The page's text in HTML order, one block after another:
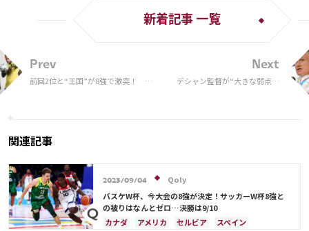
Prev
前回2位と“王国”が8強で激突！ ク
新着記事 一覧
Next
デシャン監督が“大きな弱点な
関連記事
2023/09/04
Qoly
バスケW杯、今大会の8強が決定！サッカーW杯8強と
の被りはなんとゼロ…決勝は9/10
カナダ
アメリカ セルビア
スペイン